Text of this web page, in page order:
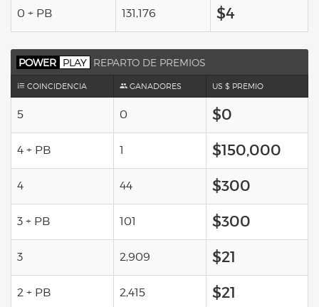
0 + PB 131,176 $4
POWER PLAY REPARTO DE PREMIOS
COINCIDENCIA GANADORES US $ PREMIO
5 0 $0
4 + PB 1 $150,000
4 44 $300
3 + PB 101 $300
3 2,909 $21
2 + PB 2,415 $21